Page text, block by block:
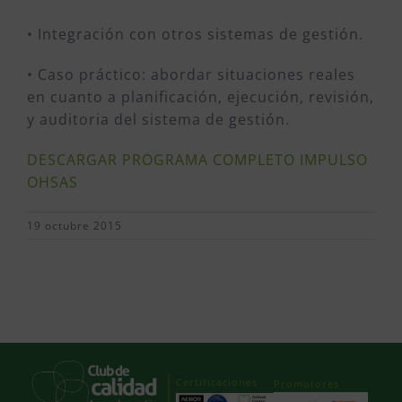
• Integración con otros sistemas de gestión.
• Caso práctico: abordar situaciones reales
en cuanto a planificación, ejecución, revisión,
y auditoria del sistema de gestión.
DESCARGAR PROGRAMA COMPLETO IMPULSO
OHSAS
19 octubre 2015
Certificaciones Promotores